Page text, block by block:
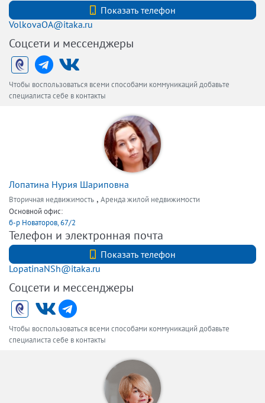
Показать телефон
VolkovaOA@itaka.ru
Соцсети и мессенджеры
Чтобы воспользоваться всеми способами коммуникаций добавьте
специалиста себе в контакты
Лопатина Нурия Шариповна
Вторичная недвижимость , Аренда жилой недвижимости
Основной офис:
б-р Новаторов, 67/2
Телефон и электронная почта
Показать телефон
LopatinaNSh@itaka.ru
Соцсети и мессенджеры
Чтобы воспользоваться всеми способами коммуникаций добавьте
специалиста себе в контакты